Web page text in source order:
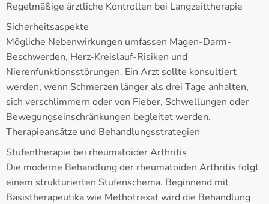
Regelmäßige ärztliche Kontrollen bei Langzeittherapie
Sicherheitsaspekte
Mögliche Nebenwirkungen umfassen Magen-Darm-
Beschwerden, Herz-Kreislauf-Risiken und
Nierenfunktionsstörungen. Ein Arzt sollte konsultiert
werden, wenn Schmerzen länger als drei Tage anhalten,
sich verschlimmern oder von Fieber, Schwellungen oder
Bewegungseinschränkungen begleitet werden.
Therapieansätze und Behandlungsstrategien
Stufentherapie bei rheumatoider Arthritis
Die moderne Behandlung der rheumatoiden Arthritis folgt
einem strukturierten Stufenschema. Beginnend mit
Basistherapeutika wie Methotrexat wird die Behandlung